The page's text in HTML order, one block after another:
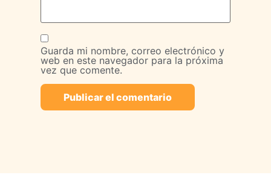
Guarda mi nombre, correo electrónico y
web en este navegador para la próxima
vez que comente.